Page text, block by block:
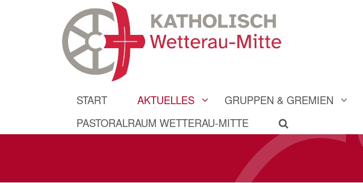
START AKTUELLES GRUPPEN & GREMIEN
PASTORALRAUM WETTERAU-MITTE